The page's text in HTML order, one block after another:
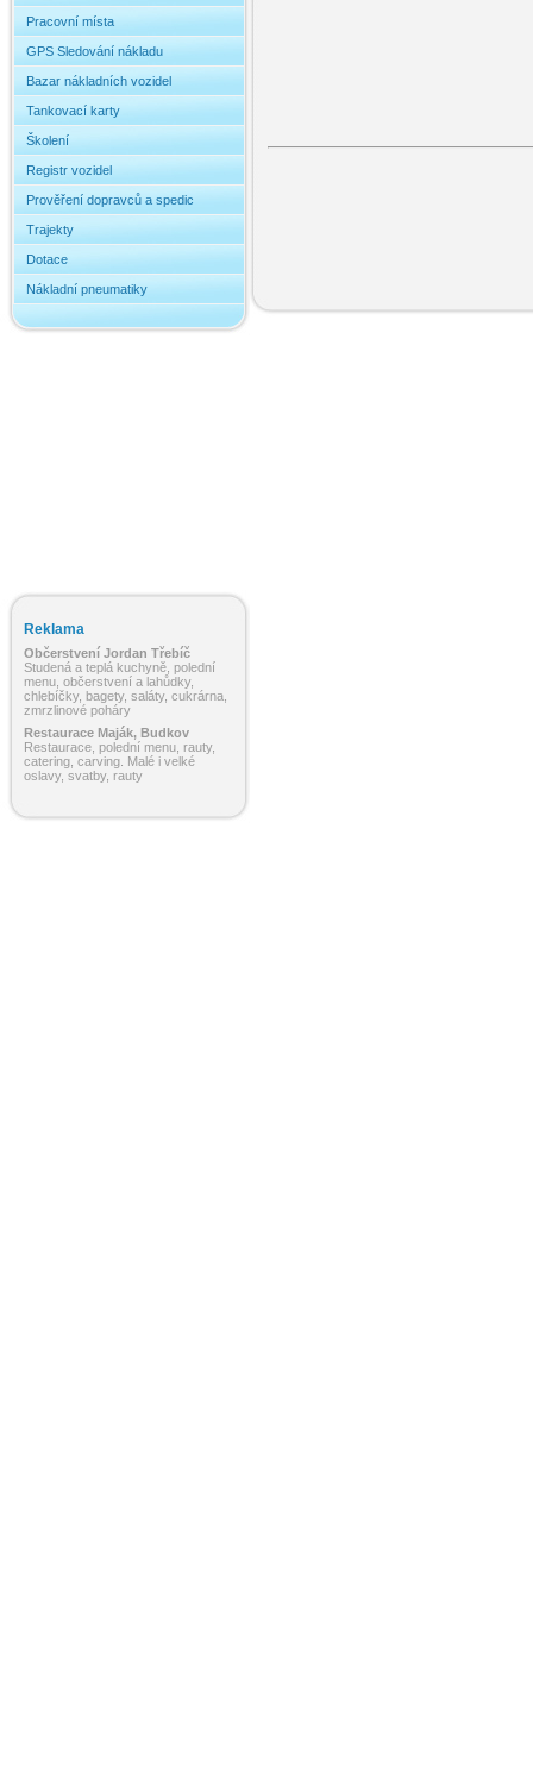
Pracovní místa
GPS Sledování nákladu
Bazar nákladních vozidel
Tankovací karty
Školení
Registr vozidel
Prověření dopravců a spedic
Trajekty
Dotace
Nákladní pneumatiky
Reklama
Občerstvení Jordan Třebíč
Studená a teplá kuchyně, polední
menu, občerstvení a lahůdky,
chlebíčky, bagety, saláty, cukrárna,
zmrzlinové poháry
Restaurace Maják, Budkov
Restaurace, polední menu, rauty,
catering, carving. Malé i velké
oslavy, svatby, rauty